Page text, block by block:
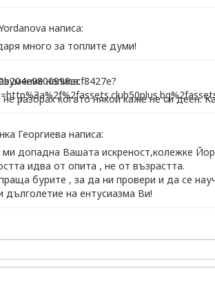
написа:
много за топлите думи!
написа:
разбрах когато някой каже не си деен.
Георгиева написа:
допадна Вашата искреност,колежке
идва от опита , не от възрастта.
бурите , за да ни провери и да се
дълголетие на ентусиазма Ви!